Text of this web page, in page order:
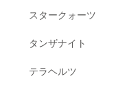
スタークォーツ
タンザナイト
テラヘルツ